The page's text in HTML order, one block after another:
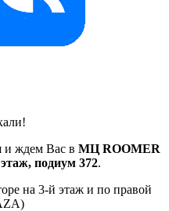
и ждем Вас в МЦ ROOMER
подиум 372.
на 3-й этаж и по правой